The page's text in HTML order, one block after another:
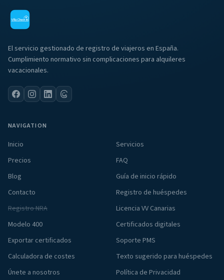
El servicio gestionado de registro de viajeros en España.
Cumplimiento normativo sin complicaciones para alquileres
vacacionales.
NAVIGATION
Inicio
Servicios
Precios
FAQ
Blog
Guía de inicio rápido
Contacto
Registro de huéspedes
Registro NRA
Licencia VV Canarias
Modelo 400
Certificados digitales
Exportar certificados
Soporte PMS
Calculadora de costes
Texto sugerido para huéspedes
Únete a nosotros
Política de Privacidad